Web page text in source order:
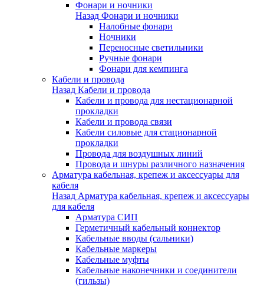
Фонари и ночники
Назад Фонари и ночники
Налобные фонари
Ночники
Переносные светильники
Ручные фонари
Фонари для кемпинга
Кабели и провода
Назад Кабели и провода
Кабели и провода для нестационарной
прокладки
Кабели и провода связи
Кабели силовые для стационарной
прокладки
Провода для воздушных линий
Провода и шнуры различного назначения
Арматура кабельная, крепеж и аксессуары для
кабеля
Назад Арматура кабельная, крепеж и аксессуары
для кабеля
Арматура СИП
Герметичный кабельный коннектор
Кабельные вводы (сальники)
Кабельные маркеры
Кабельные муфты
Кабельные наконечники и соединители
(гильзы)